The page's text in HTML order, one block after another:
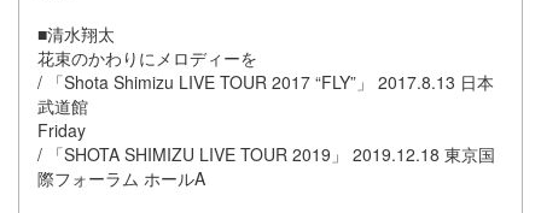
■清水翔太
花束のかわりにメロディーを
/ 「Shota Shimizu LIVE TOUR 2017 “FLY”」 2017.8.13 日本
武道館
Friday
/ 「SHOTA SHIMIZU LIVE TOUR 2019」 2019.12.18 東京国
際フォーラム ホールA